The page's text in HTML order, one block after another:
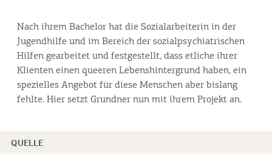
Nach ihrem Bachelor hat die Sozialarbeiterin in der
Jugendhilfe und im Bereich der sozialpsychiatrischen
Hilfen gearbeitet und festgestellt, dass etliche ihrer
Klienten einen queeren Lebenshintergrund haben, ein
spezielles Angebot für diese Menschen aber bislang
fehlte. Hier setzt Grundner nun mit ihrem Projekt an.
QUELLE